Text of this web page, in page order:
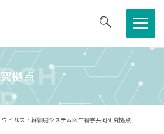
拠点
イルス・幹細胞システム医生物学共同研究拠点